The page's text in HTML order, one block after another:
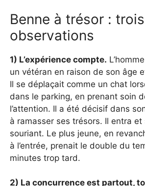
Benne à trésor : trois
observations
1) L’expérience compte.
un vétéran en raison de son âge
Il se déplaçait comme un chat
dans le parking, en prenant soin
l’attention. Il a été décisif dans
à ramasser ses trésors. Il entra
souriant. Le plus jeune, en
à l’entrée, prenait le double du
minutes trop tard.
2) La concurrence est partout,